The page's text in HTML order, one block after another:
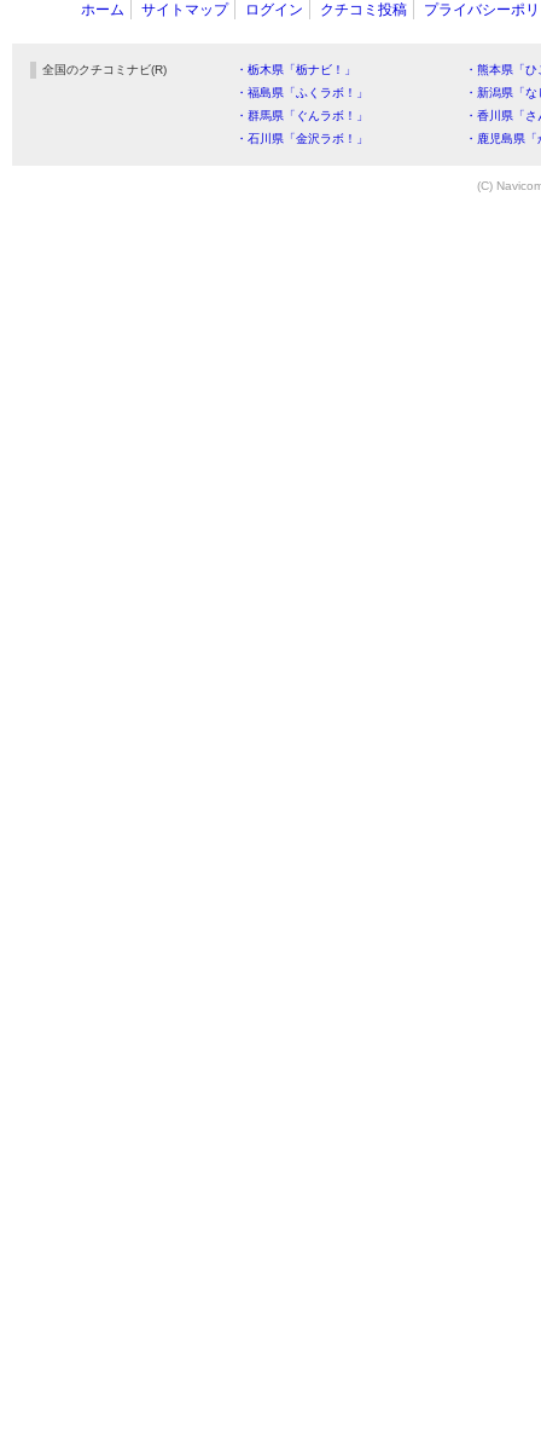
ホーム サイトマップ ログイン クチコミ投稿 プライバシーポ
全国のクチコミナビ(R) ・栃木県「栃ナビ！」
・熊本県「
・福島県「ふくラボ！」
・新潟県「
・群馬県「ぐんラボ！」
・香川県「
・石川県「金沢ラボ！」
・鹿児島県
(C)